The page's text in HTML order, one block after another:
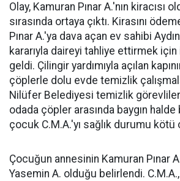
Olay, Kamuran Pınar A.'nın kiracısı
sırasında ortaya çıktı. Kirasını
Pınar A.'ya dava açan ev sahibi
kararıyla daireyi tahliye ettirmek
geldi. Çilingir yardımıyla açılan
çöplerle dolu evde temizlik
Nilüfer Belediyesi temizlik
odada çöpler arasında baygın
çocuk C.M.A.'yı sağlık durumu kötü
Çocuğun annesinin Kamuran Pınar
Yasemin A. olduğu belirlendi. C.M.A.,